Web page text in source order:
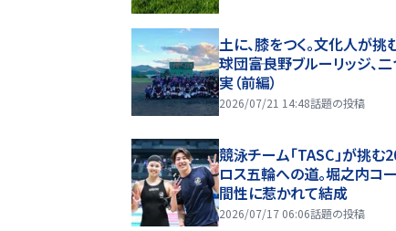
土に、膝をつく。文化人が挑
球団――富良野ブルーリッジ、
実（前編）
2026/07/21 14:48話題の投稿
競泳チーム「TASC」が挑む
ロス五輪への道。堀之内コ
間性に惹かれて結成
2026/07/17 06:06話題の投稿